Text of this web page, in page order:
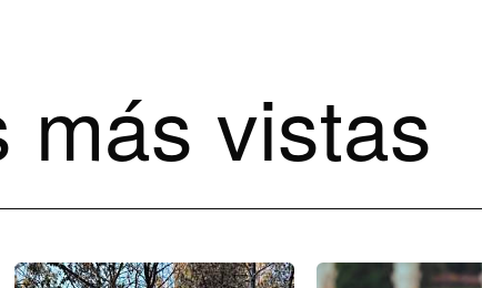
más vistas